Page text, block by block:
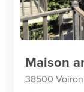
Maison
38500 Voiron